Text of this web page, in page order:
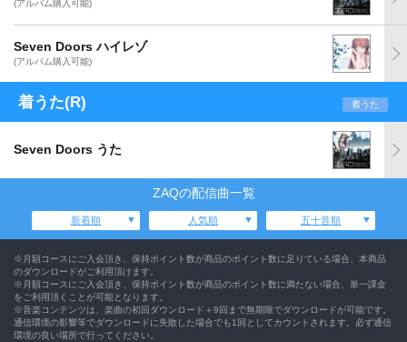
(アルバム購入可能)
Seven Doors ハイレゾ
(アルバム購入可能)
着うた(R) 着うた
Seven Doors うた
ZAQの配信曲一覧
新着順 人気順 五十音順
※月額コースにご入会頂き、保持ポイント数が商品のポイント数に足りている場合、本商品
のダウンロードがご利用頂けます。
※月額コースにご入会頂き、保持ポイント数が商品のポイント数に満たない場合、単一課金
をご利用頂くことが可能となります。
※音楽コンテンツは、楽曲の初回ダウンロード＋9回まで無期限でダウンロードが可能です。
通信環境の影響等でダウンロードに失敗した場合でも1回としてカウントされます。必ず通信
環境の良い場所で行ってください。